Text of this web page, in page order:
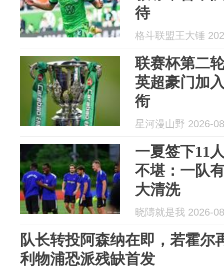
待
格斗联盟王大锤
联赛杯第二
英超豪门加
衔
星河漫山野 2026-
一夏签下11
不堪：一队
大清洗
晓隯就是我 2026-
队长转投阿森纳在即，若霍尔
利物浦恐派残缺首发